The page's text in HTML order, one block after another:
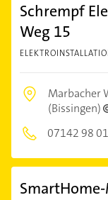
Schrempf
Weg 15
Marbacher
(Bissingen)
07142 98